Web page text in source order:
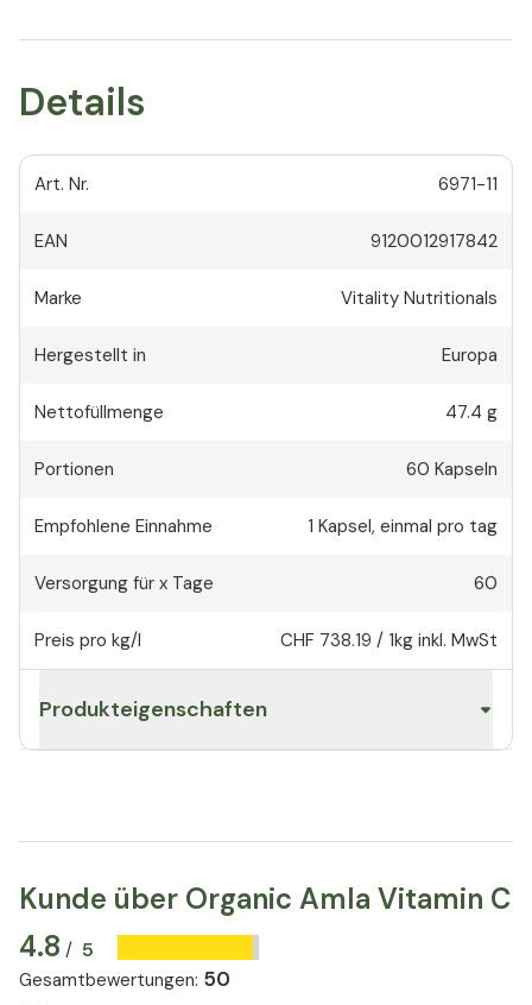
Details
Art. Nr. 6971-11
EAN 9120012917842
Marke Vitality Nutritionals
Hergestellt in Europa
Nettofüllmenge 47.4 g
Portionen 60 Kapseln
Empfohlene Einnahme 1 Kapsel, einmal pro tag
Versorgung für x Tage 60
Preis pro kg/l CHF 738.19 / 1kg inkl. MwSt
Produkteigenschaften
Kunde über Organic Amla Vitamin C
4.8 / 5
Gesamtbewertungen: 50